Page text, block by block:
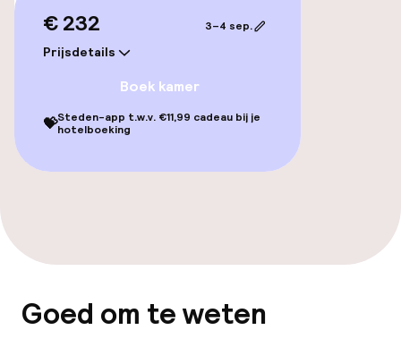
Zwemmen & wellness
Stoombad
Spacentrum
Tuin
€ 232
Prijsdetails
3–4 sep.
Boek kamer
💝Steden-app t.w.v. €11,99 cadeau bij je
hotelboeking
Goed om te weten